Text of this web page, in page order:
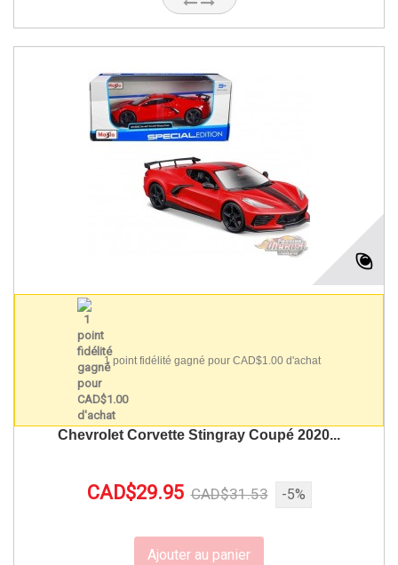
1 point fidélité gagné pour CAD$1.00 d'achat
Chevrolet Corvette Stingray Coupé 2020...
CAD$29.95 CAD$31.53 -5%
Ajouter au panier